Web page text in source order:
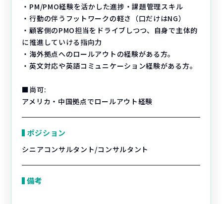
・PM/PMO経験を活かした進捗・課題管理スキル
・行動の伴うフットワークの軽さ（口だけはNG）
・顧客側のPMO担当をドライブしつつ、自身で主体的
に推進していける指向力
・海外拠点へのロールアウトの経験がある方。
・英文対応や英語コミュニケーション経験がある方。
■尚可:
アメリカ・中国拠点でロールアウト経験
ポジション
シニアコンサルタント/コンサルタント
備考